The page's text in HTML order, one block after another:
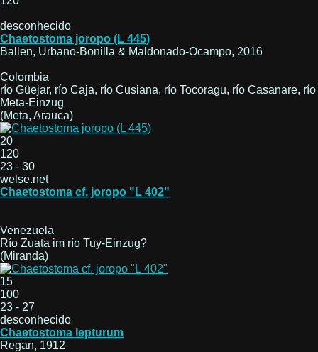
desconhecido
Chaetostoma joropo (L 445)
Ballen, Urbano-Bonilla & Maldonado-Ocampo, 2016
Colombia
río Güejar, río Caja, río Cusiana, río Tocoragu, río Casanare, río
Meta-Einzug
(Meta, Arauca)
20
120
23 - 30
welse.net
Chaetostoma cf. joropo "L 402"
Venezuela
Río Zuata im río Tuy-Einzug?
(Miranda)
15
100
23 - 27
desconhecido
Chaetostoma lepturum
Regan, 1912